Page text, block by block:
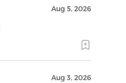
Aug 5, 2026
Aug 3, 2026